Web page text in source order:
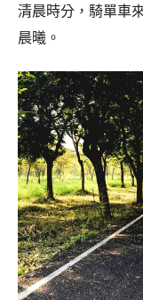
清晨時分，騎單車
晨曦。